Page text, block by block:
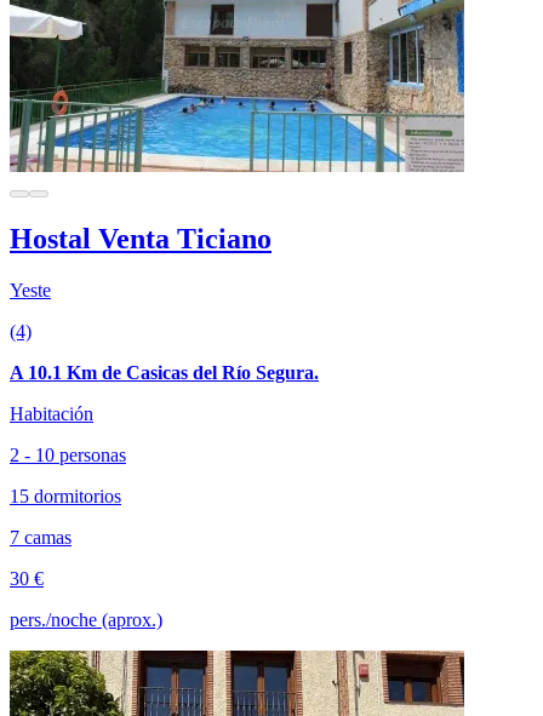
Hostal Venta Ticiano
Yeste
(4)
A 10.1 Km de Casicas del Río Segura.
Habitación
2 - 10 personas
15 dormitorios
7 camas
30 €
pers./noche (aprox.)